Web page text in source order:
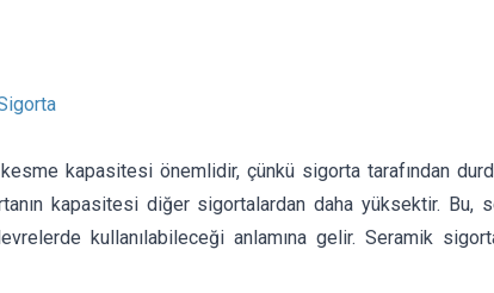
kapasitesi önemlidir, çünkü sigorta tarafından
kapasitesi diğer sigortalardan daha yüksektir. Bu,
kullanılabileceği anlamına gelir. Seramik